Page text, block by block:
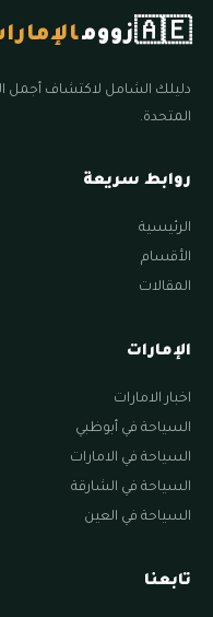
🇦🇪زووم
دليلك الشامل لاكتشاف أجمل
المتحدة.
روابط سريعة
الرئيسية
الأقسام
المقالات
الإمارات
اخبار الامارات
السياحة في أبوظبي
السياحة في الامارات
السياحة في الشارقة
السياحة في العين
تابعنا